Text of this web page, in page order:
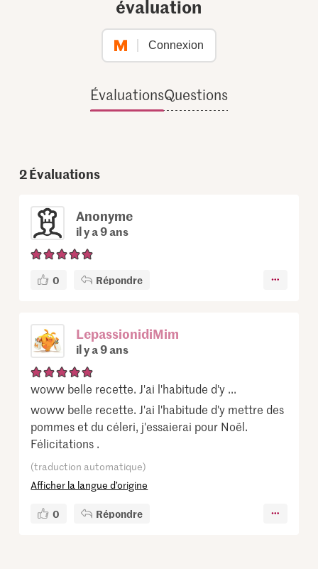
évaluation
Connexion
ÉvaluationsQuestions
2Évaluations
Anonyme
il y a 9 ans
0 Répondre
LepassionidiMim
il y a 9 ans
woww belle recette. J'ai l'habitude d'y ...
woww belle recette. J'ai l'habitude d'y mettre des
pommes et du céleri, j'essaierai pour Noël.
Félicitations .
(traduction automatique)
Afficher la langue d’origine
0 Répondre